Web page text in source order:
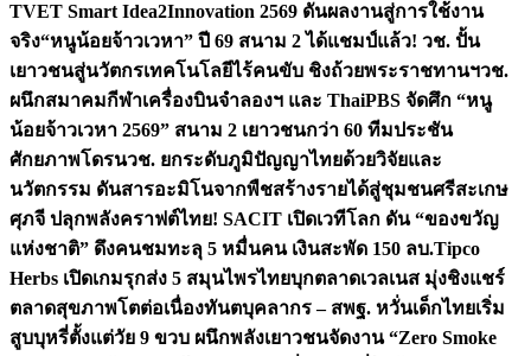
TVET Smart Idea2Innovation 2569 ดันผลงานสู่การใช้งาน
จริง“หนูน้อยจ้าวเวหา” ปี 69 สนาม 2 ได้แชมป์แล้ว! วช. ปั้น
เยาวชนสู่นวัตกรเทคโนโลยีไร้คนขับ ชิงถ้วยพระราชทานฯวช.
ผนึกสมาคมกีฬาเครื่องบินจำลองฯ และ ThaiPBS จัดศึก “หนู
น้อยจ้าวเวหา 2569” สนาม 2 เยาวชนกว่า 60 ทีมประชัน
ศักยภาพโดรนวช. ยกระดับภูมิปัญญาไทยด้วยวิจัยและ
นวัตกรรม ดันสารอะมิโนจากพืชสร้างรายได้สู่ชุมชนศรีสะเกษ
ศุภจี ปลุกพลังคราฟต์ไทย! SACIT เปิดเวทีโลก ดัน “ของขวัญ
แห่งชาติ” ดึงคนชมทะลุ 5 หมื่นคน เงินสะพัด 150 ลบ.Tipco
Herbs เปิดเกมรุกส่ง 5 สมุนไพรไทยบุกตลาดเวลเนส มุ่งชิงแชร์
ตลาดสุขภาพโตต่อเนื่องทันตบุคลากร – สพฐ. หวั่นเด็กไทยเริ่ม
สูบบุหรี่ตั้งแต่วัย 9 ขวบ ผนึกพลังเยาวชนจัดงาน “Zero Smoke